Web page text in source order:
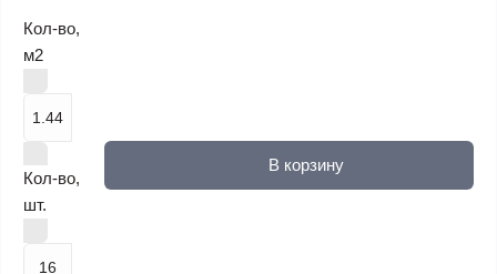
Кол-во,
м2
Кол-во,
шт.
В корзину